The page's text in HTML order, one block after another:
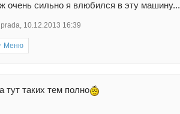
очень сильно я влюбился в эту машину...
, 10.12.2013 16:39
Меню
тут таких тем полно